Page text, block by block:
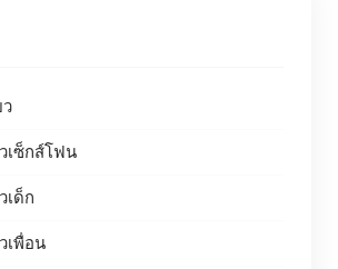
ว
วเซ็กส์โฟน
เด็ก
เพื่อน